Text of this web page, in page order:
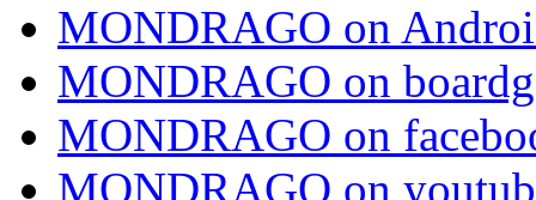
MONDRAGO on
MONDRAGO on
MONDRAGO on
MONDRAGO on